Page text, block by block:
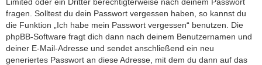
fragen. Solltest du dein Passwort vergessen haben, so kannst du
die Funktion „Ich habe mein Passwort vergessen“ benutzen. Die
phpBB-Software fragt dich dann nach deinem Benutzernamen und
deiner E-Mail-Adresse und sendet anschließend ein neu
generiertes Passwort an diese Adresse, mit dem du dann auf das